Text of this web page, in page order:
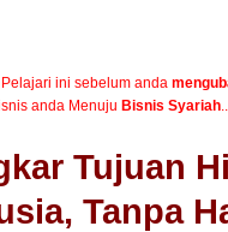
Pelajari ini sebelum anda
anda Menuju Bisnis Syariah..
Tujuan
Tanpa